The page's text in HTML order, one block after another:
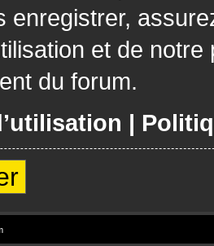
enregistrer,
et de
du forum.
|